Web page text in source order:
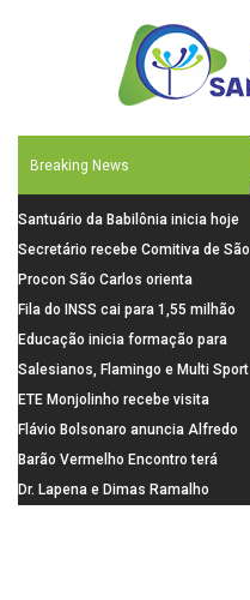
Breaking News
Santuário da Babilônia inicia hoje
(06), uma programação especial
para os seus 160 anos de história.
Secretário recebe Comitiva de São
Carlos para debater investimentos
em rodovias
Procon São Carlos orienta
consumidores sobre cuidados
nas compras para o Dia dos Pais
Fila do INSS cai para 1,55 milhão
em julho, com alta de 66,5% nos
pedidos negados em 2026
Educação inicia formação para
elaboração do novo Plano
Municipal
Salesianos, Flamingo e Multi Sport
vão representar São Carlos no
campeonato Estadual
ETE Monjolinho recebe visita
científica da FAPESP
Flávio Bolsonaro anuncia Alfredo
Gaspar, relator da comissão do
INSS, como vice
Barão Vermelho Encontro terá
data extra em Belo Horizonte
Dr. Lapena e Dimas Ramalho